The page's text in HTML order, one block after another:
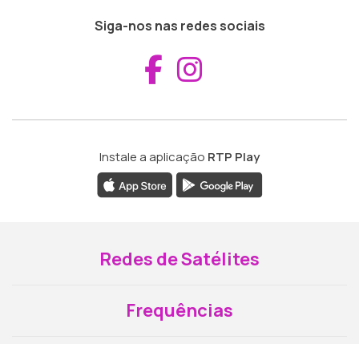
Siga-nos nas redes sociais
Aceder ao
Instale a aplicação RTP Play
Redes de Satélites
Frequências